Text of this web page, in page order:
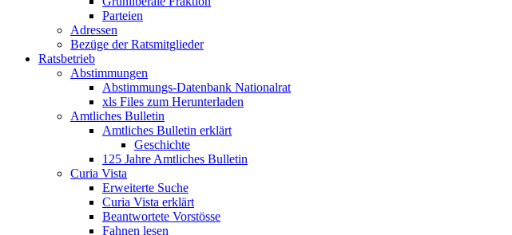
Parteien
Adressen
Bezüge der Ratsmitglieder
Ratsbetrieb
Abstimmungen
Abstimmungs-Datenbank Nationalrat
xls Files zum Herunterladen
Amtliches Bulletin
Amtliches Bulletin erklärt
Geschichte
125 Jahre Amtliches Bulletin
Curia Vista
Erweiterte Suche
Curia Vista erklärt
Beantwortete Vorstösse
Fahnen lesen